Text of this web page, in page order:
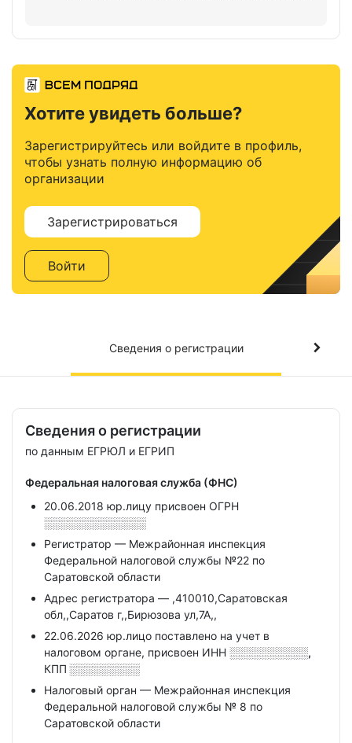
Хотите увидеть больше?
Зарегистрируйтесь или войдите в профиль,
чтобы узнать полную информацию об
организации
Зарегистрироваться
Войти
Сведения о регистрации
Сведения о регистрации
по данным ЕГРЮЛ и ЕГРИП
Федеральная налоговая служба (ФНС)
20.06.2018 юр.лицу присвоен ОГРН
░░░░░░░░░░░░░
Регистратор — Межрайонная инспекция
Федеральной налоговой службы №22 по
Саратовской области
Адрес регистратора — ,410010,Саратовская
обл,,Саратов г,,Бирюзова ул,7А,,
22.06.2026 юр.лицо поставлено на учет в
налоговом органе, присвоен ИНН ░░░░░░░░░░,
КПП ░░░░░░░░░
Налоговый орган — Межрайонная инспекция
Федеральной налоговой службы № 8 по
Саратовской области